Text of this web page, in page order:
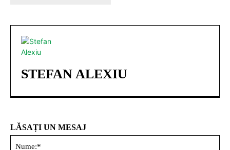
STEFAN ALEXIU
LĂSAȚI UN MESAJ